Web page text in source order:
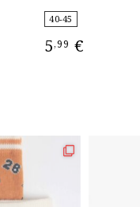
40-45
5,99 €